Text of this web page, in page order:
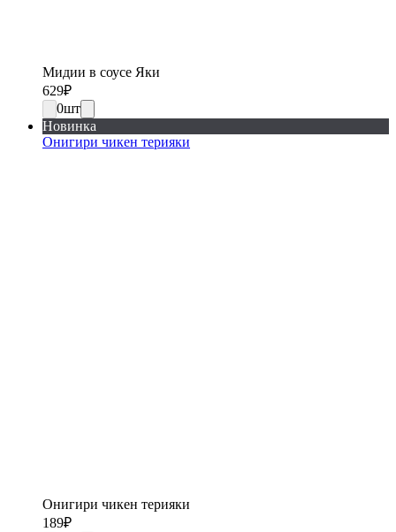
Мидии в соусе Яки
629₽
0шт
Новинка
Онигири чикен терияки
Онигири чикен терияки
189₽